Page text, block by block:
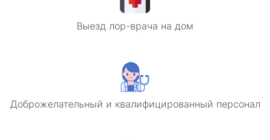
Выезд лор-врача на дом
Доброжелательный и квалифицированный персонал